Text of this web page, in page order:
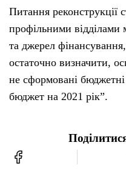
Питання реконструкції
профільними
та джерел
остаточно визначити,
не сформовані
бюджет на 2021 рік”.